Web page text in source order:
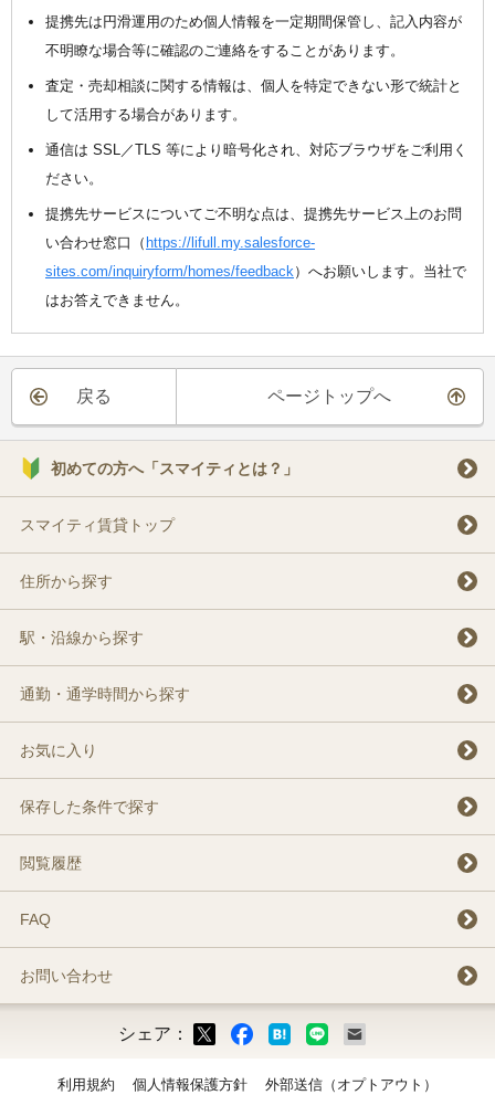
提携先は円滑運用のため個人情報を一定期間保管し、記入内容が
不明瞭な場合等に確認のご連絡をすることがあります。
査定・売却相談に関する情報は、個人を特定できない形で統計と
して活用する場合があります。
通信は SSL／TLS 等により暗号化され、対応ブラウザをご利用く
ださい。
提携先サービスについてご不明な点は、提携先サービス上のお問
い合わせ窓口（ https://lifull.my.salesforce-
sites.com/inquiryform/homes/feedback ）へお願いします。当社で
はお答えできません。
戻る ページトップへ
初めての方へ「スマイティとは？」
スマイティ賃貸トップ
住所から探す
駅・沿線から探す
通勤・通学時間から探す
お気に入り
保存した条件で探す
閲覧履歴
FAQ
お問い合わせ
シェア：
利用規約 個人情報保護方針 外部送信（オプトアウト）